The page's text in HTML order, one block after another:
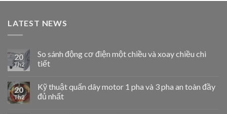
LATEST NEWS
20
Th2
So sánh động cơ điện một chiều và xoay chiều chi
tiết
20
Th2
Kỹ thuật quấn dây motor 1 pha và 3 pha an toàn đầy
đủ nhất